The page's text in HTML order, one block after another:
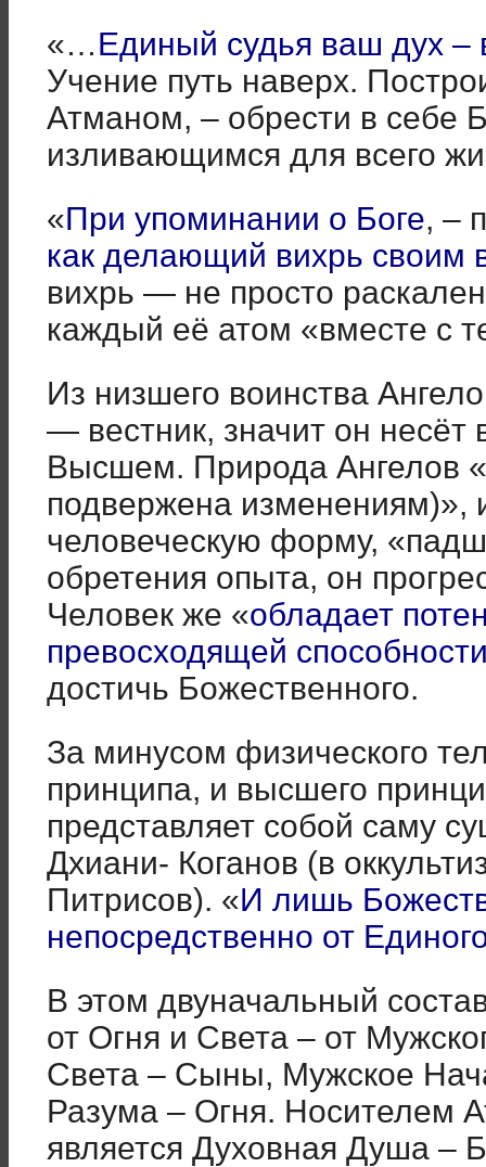
«…Единый судья ваш дух –
Учение путь наверх.
Атманом, – обрести в себе
изливающимся для всего
«При упоминании о Боге, –
как делающий вихрь своим
вихрь — не просто
каждый её атом «вместе с
Из низшего воинства
— вестник, значит он несёт
Высшем. Природа Ангелов
подвержена изменениям)»,
человеческую форму,
обретения опыта, он
Человек же «обладает
превосходящей
достичь Божественного.
За минусом физического
принципа, и высшего
представляет собой саму
Дхиани- Коганов (в
Питрисов). «И лишь
непосредственно от
В этом двуначальный
от Огня и Света – от
Света – Сыны, Мужское
Разума – Огня. Носителем
является Духовная Душа –